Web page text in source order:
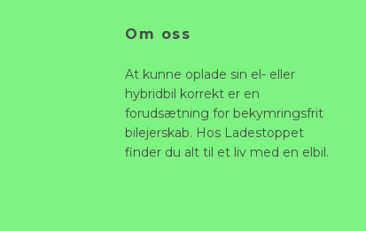
Om oss
At kunne oplade sin el- eller
hybridbil korrekt er en
forudsætning for bekymringsfrit
bilejerskab. Hos Ladestoppet
finder du alt til et liv med en elbil.